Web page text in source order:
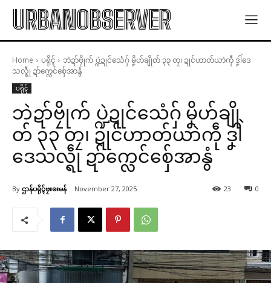
URBANOBSERVER
Home ပရိုၚ်
ဘဲဍာ်ဗၠိုက် ပ္ဍဲဍုင်သေံဂှ် မၞိဟ်ချိုတ် ၃၃ တၠ၊ ဍုင်ဟာတ်ယာဲကဵု ဒၞါဲဒေ
သလ္ရဵု ဍာ်က္လေင်စှ်ေအာနွံ
ပရိုၚ်
ဘဲဍာ်ဗၠိုက် ပ္ဍဲဍုင်သေံဂှ် မၞိဟ်ချို
တ် ၃၃ တၠ၊ ဍုင်ဟာတ်ယာဲကဵု ဒၞါဲ
ဒေသလ္ရဵု ဍာ်က္လေင်စှ်ေအာနွံ
By ဌာန်ပရိုၚ်ဗၠးၜးမန် November 27, 2025 0
23